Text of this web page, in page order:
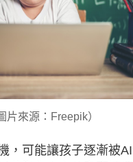
片來源：Freepik）
，可能讓孩子逐漸被